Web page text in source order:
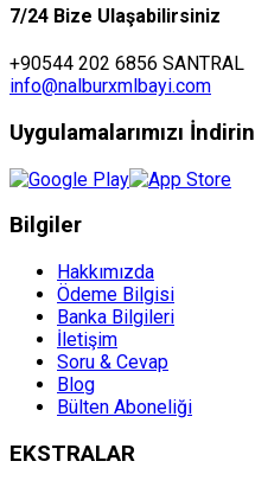
7/24 Bize Ulaşabilirsiniz
+90544 202 6856 SANTRAL
info@nalburxmlbayi.com
Uygulamalarımızı İndirin
Bilgiler
Hakkımızda
Ödeme Bilgisi
Banka Bilgileri
İletişim
Soru & Cevap
Blog
Bülten Aboneliği
EKSTRALAR